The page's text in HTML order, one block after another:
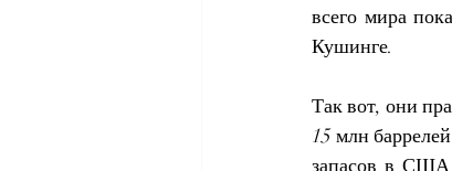
всего мира
Кушинге.
Так вот, они
15 млн
запасов в США